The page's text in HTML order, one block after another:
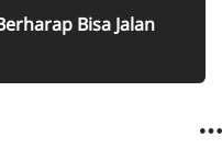
Bisa Jalan